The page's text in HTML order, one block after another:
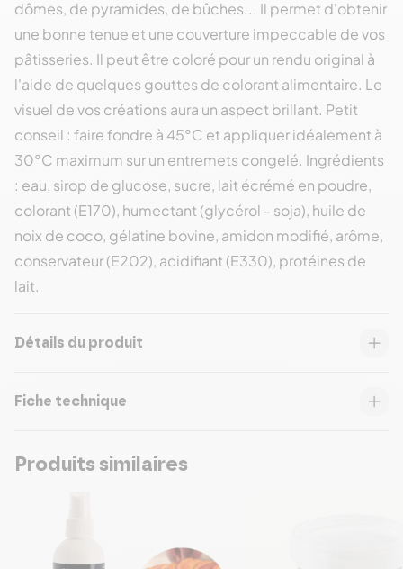
dômes, de pyramides, de bûches... Il permet d'obtenir
une bonne tenue et une couverture impeccable de vos
pâtisseries. Il peut être coloré pour un rendu original à
l'aide de quelques gouttes de colorant alimentaire. Le
visuel de vos créations aura un aspect brillant. Petit
conseil : faire fondre à 45°C et appliquer idéalement à
30°C maximum sur un entremets congelé. Ingrédients
: eau, sirop de glucose, sucre, lait écrémé en poudre,
colorant (E170), humectant (glycérol - soja), huile de
noix de coco, gélatine bovine, amidon modifié, arôme,
conservateur (E202), acidifiant (E330), protéines de
lait.
Détails du produit
Fiche technique
Produits similaires